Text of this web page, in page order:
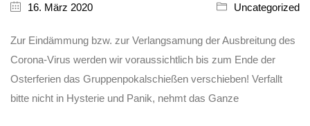
16. März 2020 Uncategorized
Zur Eindämmung bzw. zur Verlangsamung der Ausbreitung des
Corona-Virus werden wir voraussichtlich bis zum Ende der
Osterferien das Gruppenpokalschießen verschieben! Verfallt
bitte nicht in Hysterie und Panik, nehmt das Ganze